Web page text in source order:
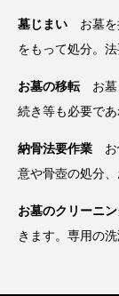
墓じまい お墓を
をもって処分。
お墓の移転お墓
続き等も必要で
納骨法要作業 お
意や骨壺の処分
お墓のクリーニ
きます。専用の